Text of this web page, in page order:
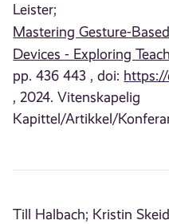
Leister;
Mastering Gesture-
Devices - Exploring
pp. 436 443 , doi: https://
, 2024. Vitenskapelig
Kapittel/Artikkel/
Till Halbach; Kristin